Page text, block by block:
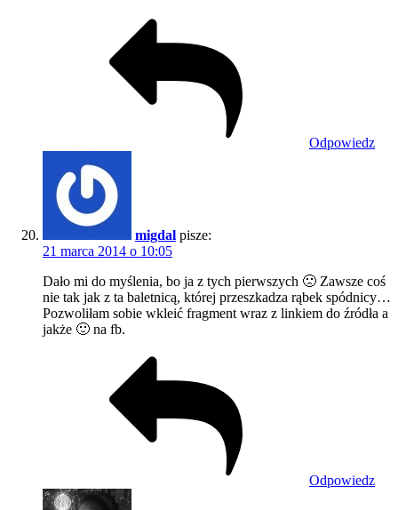
Odpowiedz
migdal pisze:
21 marca 2014 o 10:05
Dało mi do myślenia, bo ja z tych pierwszych 🙁 Zawsze coś
nie tak jak z ta baletnicą, której przeszkadza rąbek spódnicy…
Pozwoliłam sobie wkleić fragment wraz z linkiem do źródła a
jakże 🙂 na fb.
Odpowiedz